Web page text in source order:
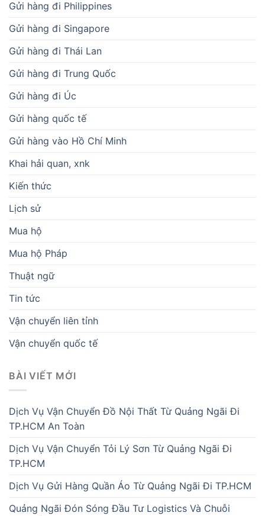
Gửi hàng đi Philippines
Gửi hàng đi Singapore
Gửi hàng đi Thái Lan
Gửi hàng đi Trung Quốc
Gửi hàng đi Úc
Gửi hàng quốc tế
Gửi hàng vào Hồ Chí Minh
Khai hải quan, xnk
Kiến thức
Lịch sử
Mua hộ
Mua hộ Pháp
Thuật ngữ
Tin tức
Vận chuyển liên tỉnh
Vận chuyển quốc tế
BÀI VIẾT MỚI
Dịch Vụ Vận Chuyển Đồ Nội Thất Từ Quảng Ngãi Đi
TP.HCM An Toàn
Dịch Vụ Vận Chuyển Tỏi Lý Sơn Từ Quảng Ngãi Đi
TP.HCM
Dịch Vụ Gửi Hàng Quần Áo Từ Quảng Ngãi Đi TP.HCM
Quảng Ngãi Đón Sóng Đầu Tư Logistics Và Chuỗi